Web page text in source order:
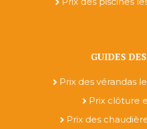
GUIDES
Prix des vérandas
Prix clôture
Prix des